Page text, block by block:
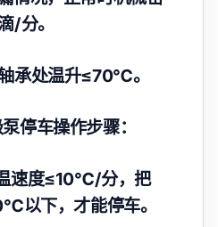
/分。
承处温升≤70℃。
停车操作步骤：
速度≤10℃/分，把
以下，才能停车。